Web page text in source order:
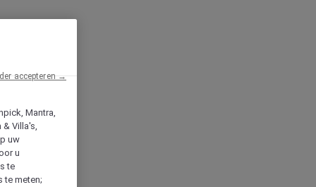
Mantra,
& Villa's,
uw
u
te
te meten;
accepteren →